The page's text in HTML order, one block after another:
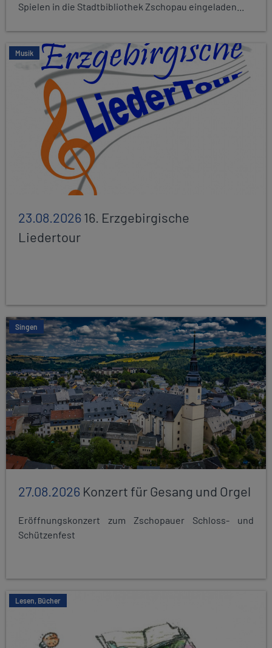
Spielen in die Stadtbibliothek Zschopau eingeladen...
Musik
23.08.202616. Erzgebirgische
Liedertour
Singen
27.08.2026 Konzert für Gesang und Orgel
Eröffnungskonzert zum Zschopauer Schloss- und
Schützenfest
Lesen, Bücher